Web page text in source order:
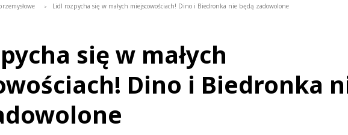
> Lidl rozpycha się w małych miejscowościach! Dino i Biedronka nie będą zadowolone
się w małych
Dino i Biedronka